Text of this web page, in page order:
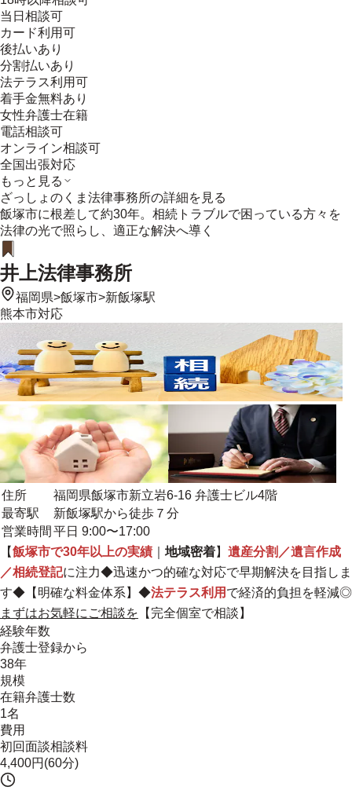
当日相談可
カード利用可
後払いあり
分割払いあり
法テラス利用可
着手金無料あり
女性弁護士在籍
電話相談可
オンライン相談可
全国出張対応
もっと見る
ざっしょのくま法律事務所の詳細を見る
飯塚市に根差して約30年。相続トラブルで困っている方々を
法律の光で照らし、適正な解決へ導く
井上法律事務所
福岡県>飯塚市>新飯塚駅
熊本市対応
住所
福岡県飯塚市新立岩6-16 弁護士ビル4階
最寄駅
新飯塚駅から徒歩７分
営業時間 平日 9:00〜17:00
【飯塚市で30年以上の実績 地域密着】 遺産分割／遺言作成
／相続登記に注力◆迅速かつ的確な対応で早期解決を目指しま
す◆【 明確な料金体系 】◆法テラス利用 で経済的負担を軽減◎
まずはお気軽にご相談を 【完全個室で相談】
経験年数
弁護士登録から
38年
規模
在籍弁護士数
1名
費用
初回面談相談料
4,400円(60分)